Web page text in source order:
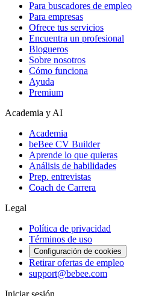
Para buscadores de empleo
Para empresas
Ofrece tus servicios
Encuentra un profesional
Blogueros
Sobre nosotros
Cómo funciona
Ayuda
Premium
Academia y AI
Academia
beBee CV Builder
Aprende lo que quieras
Análisis de habilidades
Prep. entrevistas
Coach de Carrera
Legal
Política de privacidad
Términos de uso
Configuración de cookies
Retirar ofertas de empleo
support@bebee.com